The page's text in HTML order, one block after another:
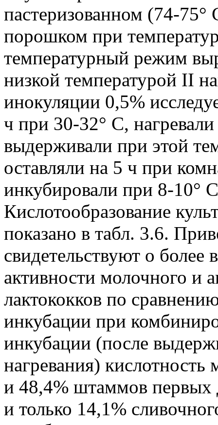
пастеризованном (74-
порошком при
температурный режим
низкой температурой II
инокуляции 0,5%
ч при 30-32° С,
выдерживали при этой
оставляли на 5 ч при
инкубировали при 8-10°
Кислотообразование
показано в табл. 3.6.
свидетельствуют о
активности молочного и
лактококков по
инкубации при
инкубации (после
нагревания)
и 48,4% штаммов первых
и только 14,1%